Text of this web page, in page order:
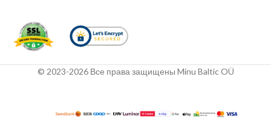
© 2023-2026 Все права защищены Minu Baltic OÜ